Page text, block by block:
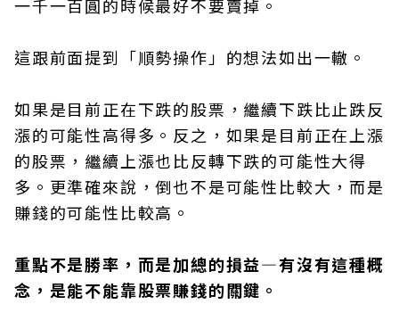
一千一百圓的時候最好不要賣掉。
這跟前面提到「順勢操作」的想法如出一轍。
如果是目前正在下跌的股票，繼續下跌比止跌反
漲的可能性高得多。反之，如果是目前正在上漲
的股票，繼續上漲也比反轉下跌的可能性大得
多。更準確來說，倒也不是可能性比較大，而是
賺錢的可能性比較高。
重點不是勝率，而是加總的損益—有沒有這種概
念，是能不能靠股票賺錢的關鍵。